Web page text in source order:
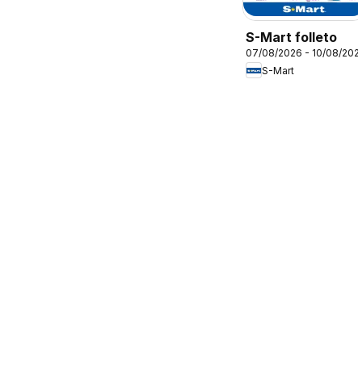
S-Mart folleto
07/08/2026 - 10/08/
S-Mart